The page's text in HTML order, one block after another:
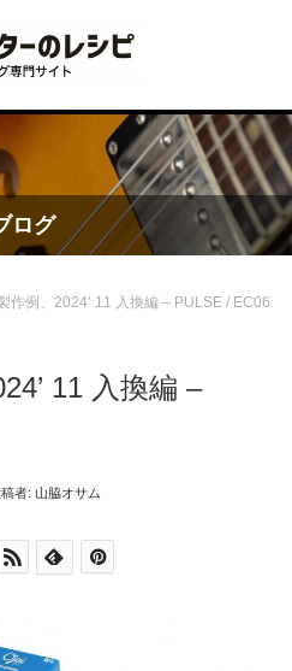
ログ
作例、2024’ 11 入換編 – PULSE / EC06
11 入換編 –
者: 山脇オサム